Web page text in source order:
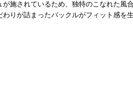
施されているため、独特のこなれた
りが詰まったバックルがフィット感を